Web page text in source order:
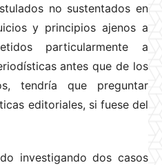
no sustentados en
y principios ajenos a
particularmente a
antes que de los
tendría que preguntar
editoriales, si fuese del
investigando dos casos